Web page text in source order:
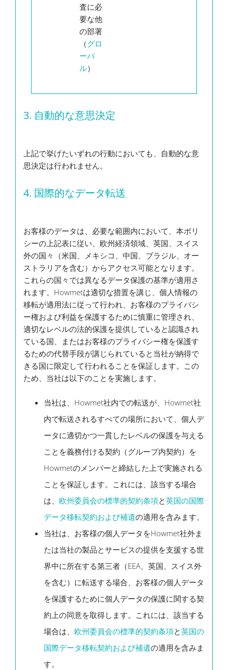
査に必
要な他
の部署
（グロ
ーバ
ル）
3. 自動的な意思決定
上記で挙げたいずれの行動においても、自動的な意
思決定は行われません。
4. 国際的なデータ転送
お客様のデータは、必要な範囲内において、本ポリ
シーの上記表に従い、欧州経済領域、英国、スイス
外の国々（米国、メキシコ、中国、ブラジル、オー
ストラリアを含む）からアクセス可能となります。
これらの国々では異なるデータ保護の基準が適用さ
れます。Howmetは適切な措置を講じ、個人情報の
移転が適用法に従って行われ、お客様のプライバシ
ー権および利益を保護するために慎重に管理され、
適切なレベルの法的保護を提供していると認識され
ている国、またはお客様のプライバシー権を保護す
るための代替手段が講じられていると当社が納得で
きる国に限定して行われることを保証します。この
ため、当社は以下のことを実施します。
当社は、Howmet社内での転送が、Howmet社
内で転送されるすべての場所において、個人デ
ータに適切かつ一貫したレベルの保護を与える
ことを義務付ける契約（グループ内契約）を
Howmetのメンバーと締結した上で実施される
ことを保証します。これには、該当する場合
は、 欧州委員会の標準的契約条項と英国の国際
データ移転契約および補遺の適用を含みます。
当社は、お客様の個人データをHowmet社外ま
たは当社の製品とサービスの提供を支援する世
界中に所在する第三者（EEA、英国、スイス外
を含む）に転送する場合、お客様の個人データ
を保護するために個人データの保護に関する契
約上の同意を取得します。これには、該当する
場合は、 欧州委員会の標準的契約条項と英国の
国際データ移転契約および補遺の適用を含みま
す。